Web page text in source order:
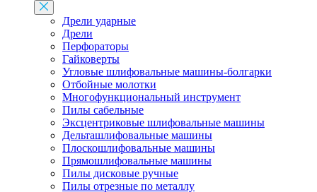
Дрели ударные
Дрели
Перфораторы
Гайковерты
Угловые шлифовальные машины-болгарки
Отбойные молотки
Многофункциональный инструмент
Пилы сабельные
Эксцентриковые шлифовальные машины
Дельташлифовальные машины
Плоскошлифовальные машины
Прямошлифовальные машины
Пилы дисковые ручные
Пилы отрезные по металлу